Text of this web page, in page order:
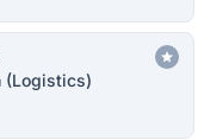
(Logistics)